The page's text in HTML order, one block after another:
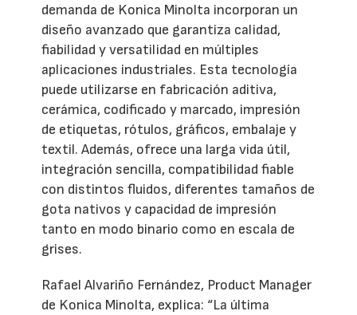
demanda de Konica Minolta incorporan un
diseño avanzado que garantiza calidad,
fiabilidad y versatilidad en múltiples
aplicaciones industriales. Esta tecnología
puede utilizarse en fabricación aditiva,
cerámica, codificado y marcado, impresión
de etiquetas, rótulos, gráficos, embalaje y
textil. Además, ofrece una larga vida útil,
integración sencilla, compatibilidad fiable
con distintos fluidos, diferentes tamaños de
gota nativos y capacidad de impresión
tanto en modo binario como en escala de
grises.
Rafael Alvariño Fernández, Product Manager
de Konica Minolta, explica: “La última